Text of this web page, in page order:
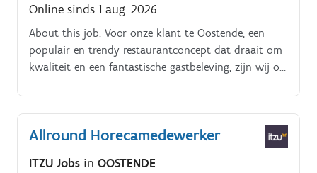
Online sinds 1 aug. 2026
About this job. Voor onze klant te Oostende, een
populair en trendy restaurantconcept dat draait om
kwaliteit en een fantastische gastbeleving, zijn wij op
Allround Horecamedewerker
ITZU Jobs in OOSTENDE